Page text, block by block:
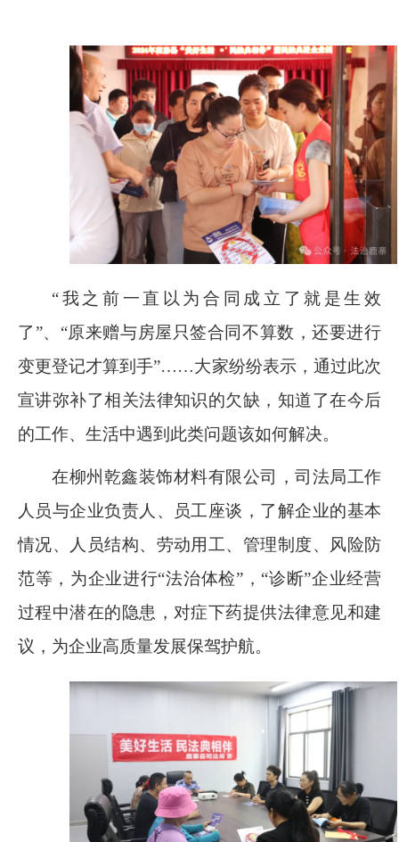
“我之前一直以为合同成立了就是生效
了”、“原来赠与房屋只签合同不算数，还要进行
变更登记才算到手”……大家纷纷表示，通过此次
宣讲弥补了相关法律知识的欠缺，知道了在今后
的工作、生活中遇到此类问题该如何解决。
在柳州乾鑫装饰材料有限公司，司法局工作
人员与企业负责人、员工座谈，了解企业的基本
情况、人员结构、劳动用工、管理制度、风险防
范等，为企业进行“法治体检”，“诊断”企业经营
过程中潜在的隐患，对症下药提供法律意见和建
议，为企业高质量发展保驾护航。